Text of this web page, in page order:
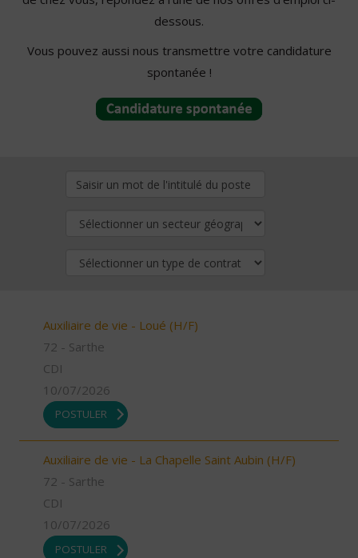
dessous.
Vous pouvez aussi nous transmettre votre candidature
spontanée !
Auxiliaire de vie - Loué (H/F)
72 - Sarthe
CDI
10/07/2026
POSTULER
Auxiliaire de vie - La Chapelle Saint Aubin (H/F)
72 - Sarthe
CDI
10/07/2026
POSTULER